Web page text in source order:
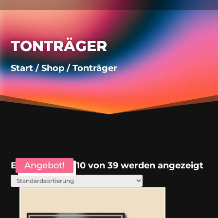
TONTRÄGER
Start/Shop/ Tonträger
Ergebnisse 1 – 10 von 39 werden angezeigt
Angebot!
Angebot!
Angebot!
Angebot!
Angebot!
Angebot!
Angebot!
Angebot!
Angebot!
Angebot!
Angebot!
Angebot!